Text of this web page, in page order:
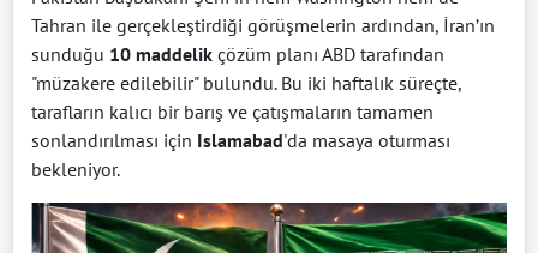
Tahran ile gerçekleştirdiği görüşmelerin ardından, İran’ın
sunduğu 10 maddelik çözüm planı ABD tarafından
"müzakere edilebilir" bulundu. Bu iki haftalık süreçte,
tarafların kalıcı bir barış ve çatışmaların tamamen
sonlandırılması için Islamabad'da masaya oturması
bekleniyor.